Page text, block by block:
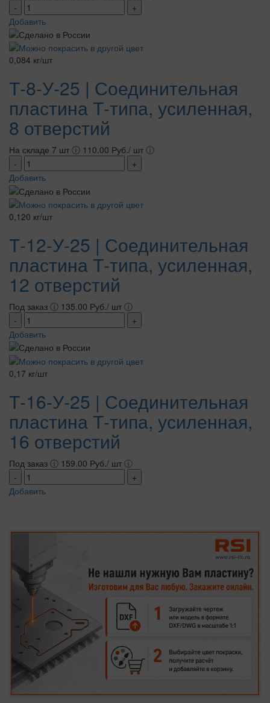
-
+
Добавить
0,084 кг/шт
Т-8-У-25 | Соединительная
пластина Т-типа, усиленная,
8 отверстий
На складе 7 шт ⓘ 110.00 Руб./ шт ⓘ
-
+
Добавить
0,120 кг/шт
Т-12-У-25 | Соединительная
пластина Т-типа, усиленная,
12 отверстий
Под заказ ⓘ 135.00 Руб./ шт ⓘ
-
+
Добавить
0,17 кг/шт
Т-16-У-25 | Соединительная
пластина Т-типа, усиленная,
16 отверстий
Под заказ ⓘ 159.00 Руб./ шт ⓘ
-
+
Добавить